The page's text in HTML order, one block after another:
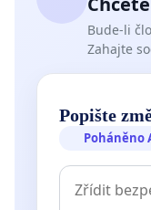
Bude-li
Zahajte
Popište
Poháněno